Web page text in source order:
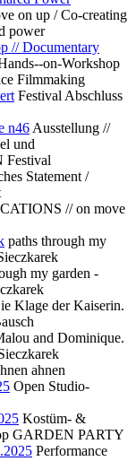
on up / Co-creating
power
// Documentary
on-Workshop
Filmmaking
Festival Abschluss
n46 Ausstellung //
und
Statement /
// on move
paths through my
my garden -
Klage der Kaiserin.
and Dominique.
ahnen
Open Studio-
Kostüm- &
GARDEN PARTY
Performance